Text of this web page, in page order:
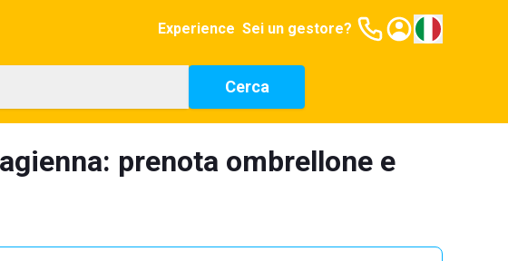
Experience Sei un gestore?
Cerca
prenota ombrellone e